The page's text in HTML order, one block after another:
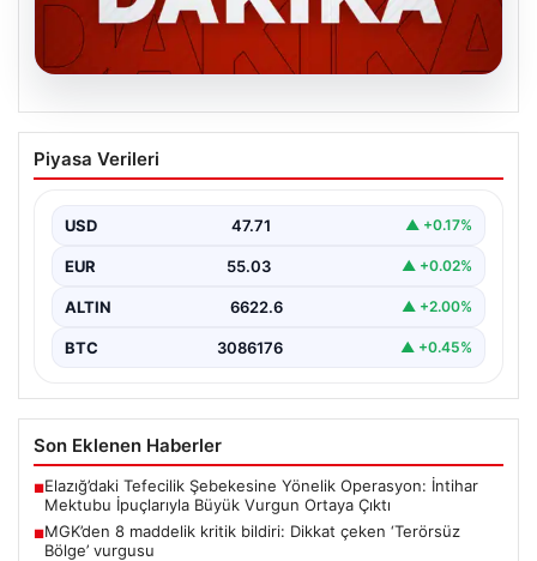
MGK’den 8 maddelik kritik bildiri: Dikkat
çeken ‘Terörsüz Bölge’ vurgusu
Piyasa Verileri
USD 47.71 ▲ +0.17%
EUR 55.03 ▲ +0.02%
ALTIN 6622.6 ▲ +2.00%
BTC 3086176 ▲ +0.45%
Son Eklenen Haberler
■Elazığ’daki Tefecilik Şebekesine Yönelik Operasyon: İntihar
Mektubu İpuçlarıyla Büyük Vurgun Ortaya Çıktı
■MGK’den 8 maddelik kritik bildiri: Dikkat çeken ‘Terörsüz
Bölge’ vurgusu